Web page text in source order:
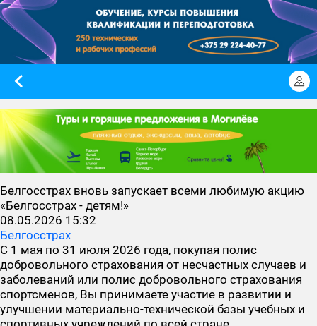
Белгосстрах вновь запускает всеми любимую акцию
«Белгосстрах - детям!»
08.05.2026 15:32
Белгосстрах
С 1 мая по 31 июля 2026 года, покупая полис
добровольного страхования от несчастных случаев и
заболеваний или полис добровольного страхования
спортсменов, Вы принимаете участие в развитии и
улучшении материально-технической базы учебных и